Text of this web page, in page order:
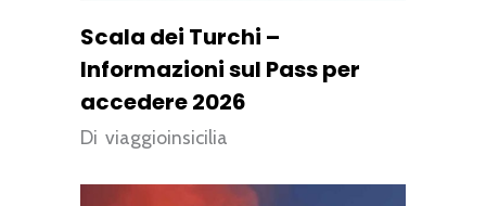
Scala dei Turchi –
Informazioni sul Pass per
accedere 2026
Di viaggioinsicilia